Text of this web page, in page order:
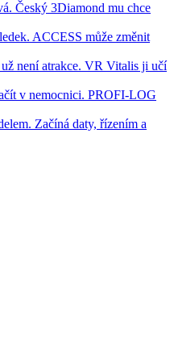
Český 3Diamond mu chce
ACCESS může změnit
není atrakce. VR Vitalis ji učí
v nemocnici. PROFI-LOG
Začíná daty, řízením a